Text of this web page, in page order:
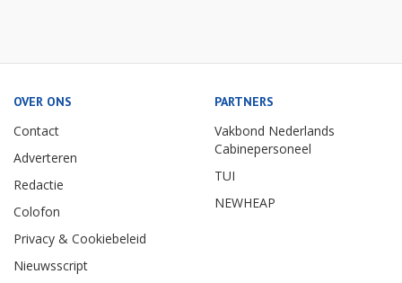
OVER ONS
Contact
Adverteren
Redactie
Colofon
Privacy & Cookiebeleid
Nieuwsscript
PARTNERS
Vakbond Nederlands
Cabinepersoneel
TUI
NEWHEAP